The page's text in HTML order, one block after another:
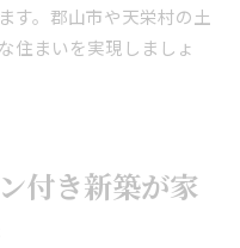
す。郡山市や天栄村の土
住まいを実現しましょ
付き新築が家